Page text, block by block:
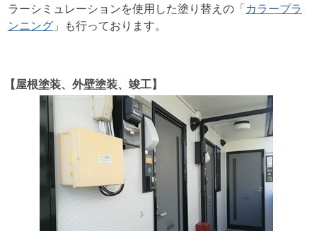
ラーシミュレーションを使用した塗り替えの「 カラープラ
ンニング」も行っております。
【屋根塗装、外壁塗装、竣工】